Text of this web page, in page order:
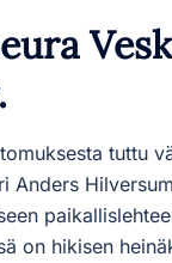
tuttu
Anders
on hikisen